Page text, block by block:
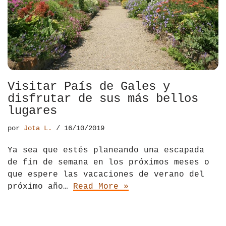
El Salvador
Estados Unidos
Hawái
México
Nicaragua
Paraguay
Perú
República Dominicana
Jordania
Kazajistán
La India
Madagascar
Malasia
Maldivas
Mongolia
Nepal
Croacia
Dinamarca
Escocia
Eslovenia
España
Finlandia
Francia
Grecia
Visitar País de Gales y
disfrutar de sus más bellos
lugares
por Jota L. 16/10/2019
Ya sea que estés planeando una escapada
de fin de semana en los próximos meses o
que espere las vacaciones de verano del
próximo año… Read More »